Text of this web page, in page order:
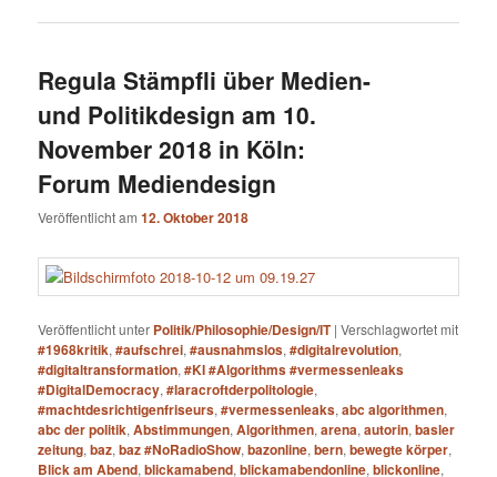
Regula Stämpfli über Medien-
und Politikdesign am 10.
November 2018 in Köln:
Forum Mediendesign
Veröffentlicht am12. Oktober 2018
Veröffentlicht unter Politik/Philosophie/Design/IT |Verschlagwortet mit
#1968kritik,#aufschrei,#ausnahmslos,#digitalrevolution,
#digitaltransformation,#KI #Algorithms #vermessenleaks
#DigitalDemocracy,#laracroftderpolitologie,
#machtdesrichtigenfriseurs,#vermessenleaks,abc algorithmen,
abc der politik,Abstimmungen,Algorithmen,arena,autorin,basler
zeitung,baz,baz #NoRadioShow,bazonline,bern,bewegte körper,
Blick am Abend,blickamabend,blickamabendonline,blickonline,